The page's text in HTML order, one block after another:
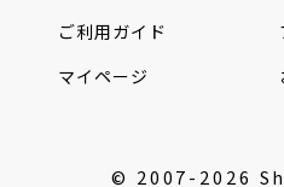
ご利用ガイド
マイページ
© 2007-2026